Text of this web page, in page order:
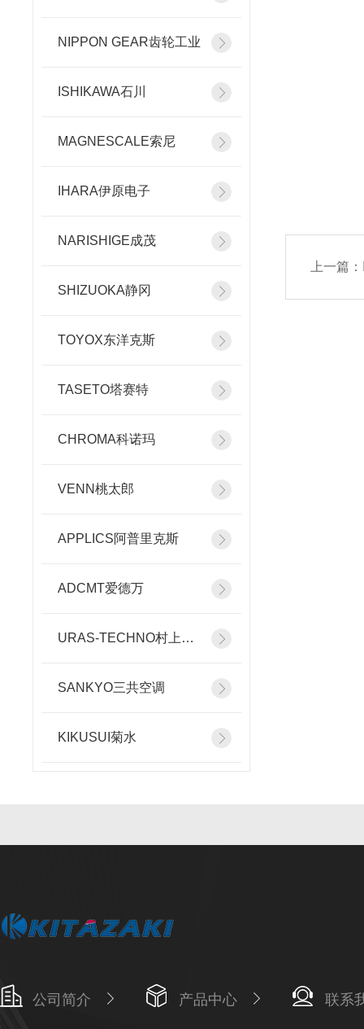
NIPPON GEAR齿轮工业
ISHIKAWA石川
MAGNESCALE索尼
IHARA伊原电子
NARISHIGE成茂
SHIZUOKA静冈
TOYOX东洋克斯
TASETO塔赛特
CHROMA科诺玛
VENN桃太郎
APPLICS阿普里克斯
ADCMT爱德万
URAS-TECHNO村上精机
SANKYO三共空调
KIKUSUI菊水
上一篇：
公司简介 产品中心 联系